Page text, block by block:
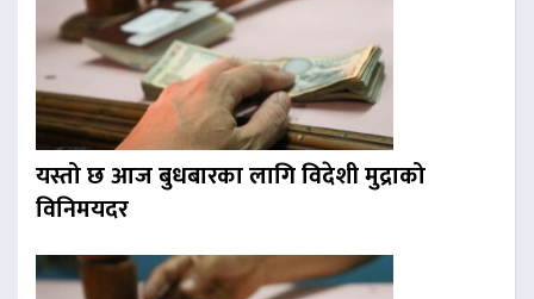
यस्तो छ आज बुधबारका लागि विदेशी मुद्राको
विनिमयदर